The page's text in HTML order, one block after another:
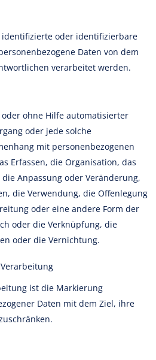
identifizierte oder identifizierbare
Daten von dem
verarbeitet werden.
ohne Hilfe automatisierter
oder jede solche
mit personenbezogenen
Erfassen, die Organisation, das
Anpassung oder Veränderung,
die Verwendung, die Offenlegung
oder eine andere Form der
oder die Verknüpfung, die
oder die Vernichtung.
ist die Markierung
Daten mit dem Ziel, ihre